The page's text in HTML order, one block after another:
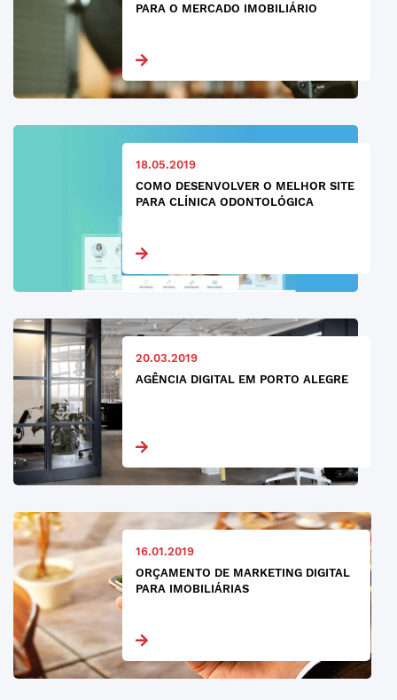
PARA O MERCADO IMOBILIÁRIO
18.05.2019
COMO DESENVOLVER O MELHOR SITE
PARA CLÍNICA ODONTOLÓGICA
20.03.2019
AGÊNCIA DIGITAL EM PORTO ALEGRE
16.01.2019
ORÇAMENTO DE MARKETING DIGITAL
PARA IMOBILIÁRIAS